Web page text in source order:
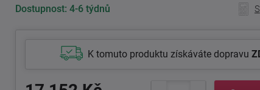
Dostupnost: 4-6 týdnů
K tomuto produktu získáváte dopravu